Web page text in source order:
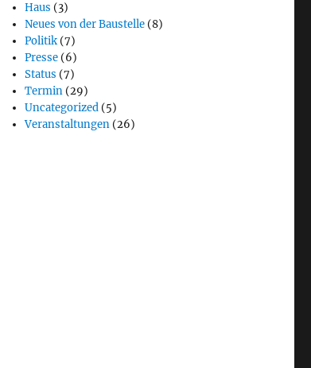
Haus (3)
Neues von der Baustelle (8)
Politik (7)
Presse (6)
Status (7)
Termin (29)
Uncategorized (5)
Veranstaltungen (26)